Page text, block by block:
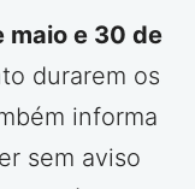
maio e 30 de
durarem os
informa
sem aviso